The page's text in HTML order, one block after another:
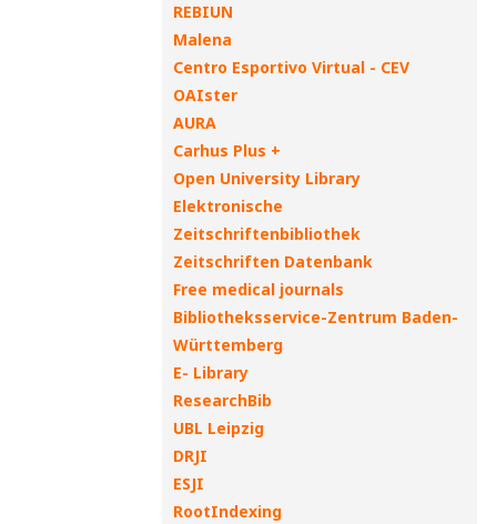
REBIUN
Malena
Centro Esportivo Virtual - CEV
OAIster
AURA
Carhus Plus +
Open University Library
Elektronische
Zeitschriftenbibliothek
Zeitschriften Datenbank
Free medical journals
Bibliotheksservice-Zentrum Baden-
Württemberg
E- Library
ResearchBib
UBL Leipzig
DRJI
ESJI
RootIndexing